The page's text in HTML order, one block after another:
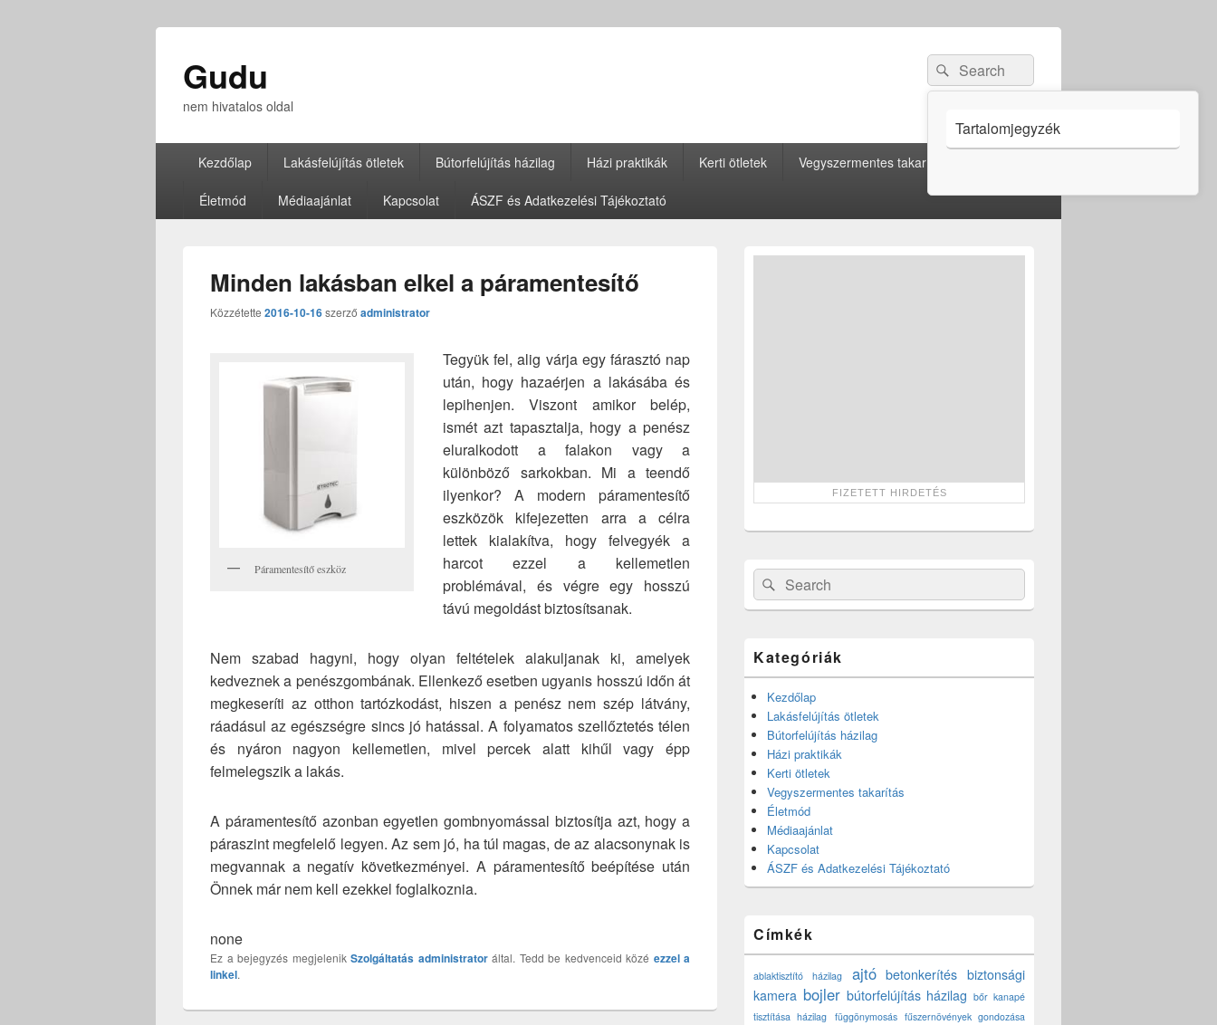
Gudu
nem hivatalos oldal
Search
for:
Search
Kezdőlap Lakásfelújítás ötletek Bútorfelújítás házilag Házi praktikák Kerti ötletek Vegyszermentes takarítás
Életmód Médiaajánlat Kapcsolat ÁSZF és Adatkezelési Tájékoztató
Minden lakásban elkel a páramentesítő
Közzétette 2016-10-16szerző administrator
Páramentesítő eszköz
Tegyük fel, alig várja egy fárasztó nap
után, hogy hazaérjen a lakásába és
lepihenjen. Viszont amikor belép,
ismét azt tapasztalja, hogy a penész
eluralkodott a falakon vagy a
különböző sarkokban. Mi a teendő
ilyenkor? A modern páramentesítő
eszközök kifejezetten arra a célra
lettek kialakítva, hogy felvegyék a
harcot ezzel a kellemetlen
problémával, és végre egy hosszú
távú megoldást biztosítsanak.
Nem szabad hagyni, hogy olyan feltételek alakuljanak ki, amelyek
kedveznek a penészgombának. Ellenkező esetben ugyanis hosszú időn át
megkeseríti az otthon tartózkodást, hiszen a penész nem szép látvány,
ráadásul az egészségre sincs jó hatással. A folyamatos szellőztetés télen
és nyáron nagyon kellemetlen, mivel percek alatt kihűl vagy épp
felmelegszik a lakás.
A páramentesítő azonban egyetlen gombnyomással biztosítja azt, hogy a
páraszint megfelelő legyen. Az sem jó, ha túl magas, de az alacsonynak is
megvannak a negatív következményei. A páramentesítő beépítése után
Önnek már nem kell ezekkel foglalkoznia.
none
Ez a bejegyzés megjelenik Szolgáltatás administratoráltal. Tedd be kedvenceid közé ezzel a
linkel.
Primary
Search
for:
Search
Kategóriák
Kezdőlap
Lakásfelújítás ötletek
Bútorfelújítás házilag
Házi praktikák
Kerti ötletek
Vegyszermentes takarítás
Életmód
Médiaajánlat
Kapcsolat
ÁSZF és Adatkezelési Tájékoztató
Címkék
ablaktisztító házilag ajtó betonkerítés biztonsági
kamera bojler bútorfelújítás házilag bőr kanapé
tisztítása házilag függönymosás fűszernövények gondozása
Tartalomjegyzék